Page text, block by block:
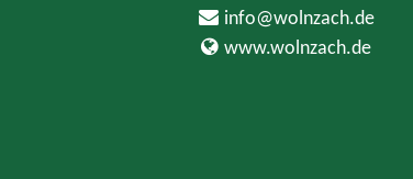
info@wolnzach.de
www.wolnzach.de